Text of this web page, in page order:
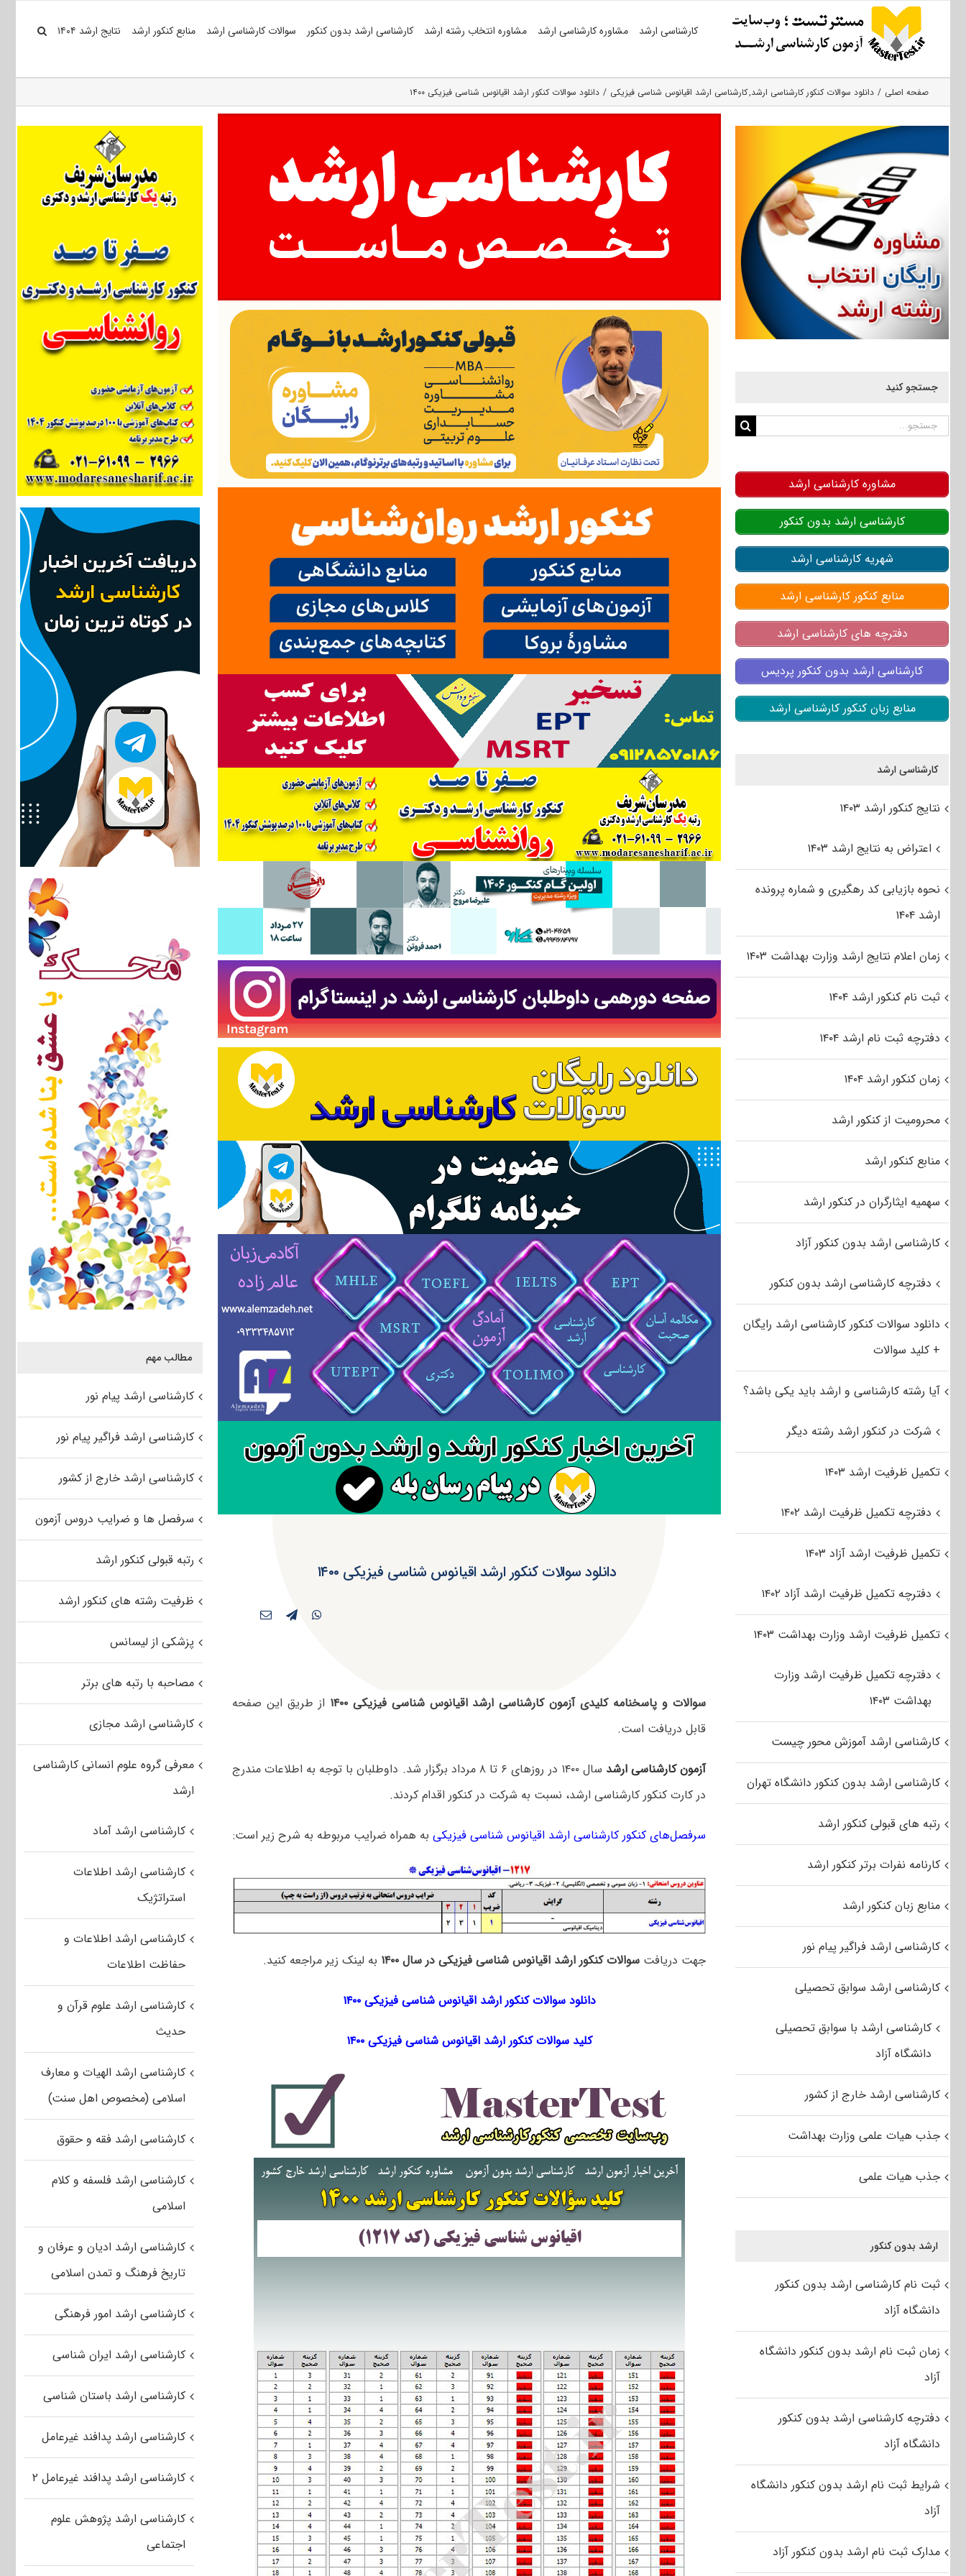
کارشناسی ارشد مشاوره کارشناسی ارشد مشاوره انتخاب رشته ارشد کارشناسی ارشد بدون کنکور سوالات کارشناسی ارشد منابع کنکور ارشد نتایج ارشد ۱۴۰۴
صفحه اصلی دانلود سوالات کنکور کارشناسی ارشد کارشناسی ارشد اقیانوس‌ شناسی فیزیکی دانلود سوالات کنکور ارشد اقیانوس شناسی فیزیکی ۱۴۰۰
دانلود سوالات کنکور ارشد اقیانوس شناسی فیزیکی ۱۴۰۰
سوالات و پاسخنامه کلیدی آزمون کارشناسی ارشد اقیانوس شناسی فیزیکی ۱۴۰۰
از طریق این صفحه
قابل دریافت است.
آزمون کارشناسی ارشد
سال ۱۴۰۰ در روزهای ۶ تا ۸ مرداد برگزار شد. داوطلبان با توجه به اطلاعات مندرج
در کارت کنکور کارشناسی ارشد، نسبت به شرکت در کنکور اقدام کردند.
سرفصل‌های کنکور کارشناسی ارشد اقیانوس شناسی فیزیکیبه همراه ضرایب مربوطه به شرح زیر است:
جهت دریافت سوالات کنکور ارشد اقیانوس شناسی فیزیکی در سال ۱۴۰۰ به لینک زیر مراجعه کنید.
دانلود سوالات کنکور ارشد اقیانوس شناسی فیزیکی ۱۴۰۰
کلید سوالات کنکور ارشد اقیانوس شناسی فیزیکی ۱۴۰۰
مطالب مهم
کارشناسی ارشد پیام نور
کارشناسی ارشد فراگیر پیام نور
کارشناسی ارشد خارج از کشور
سرفصل ها و ضرایب دروس آزمون
رتبه قبولی کنکور ارشد
ظرفیت رشته های کنکور ارشد
پزشکی از لیسانس
مصاحبه با رتبه های برتر
کارشناسی ارشد مجازی
معرفی گروه علوم انسانی کارشناسی
ارشد
کارشناسی ارشد آماد
کارشناسی ارشد اطلاعات
استراتژیک
کارشناسی ارشد اطلاعات و
حفاظت اطلاعات
کارشناسی ارشد علوم قرآن و
حدیث
کارشناسی ارشد الهیات و معارف
اسلامی (مخصوص اهل سنت)
کارشناسی ارشد فقه و حقوق
کارشناسی ارشد فلسفه و کلام
اسلامی
کارشناسی ارشد ادیان و عرفان و
تاریخ فرهنگ و تمدن اسلامی
کارشناسی ارشد امور فرهنگی
کارشناسی ارشد ایران شناسی
کارشناسی ارشد باستان شناسی
کارشناسی ارشد پدافند غیرعامل
کارشناسی ارشد پدافند غیرعامل ۲
کارشناسی ارشد پژوهش علوم
اجتماعی
جستجو کنید
جستجو
مشاوره کارشناسی ارشد
کارشناسی ارشد بدون کنکور
شهریه کارشناسی ارشد
منابع کنکور کارشناسی ارشد
دفترچه های کارشناسی ارشد
کارشناسی ارشد بدون کنکور پردیس
منابع زبان کنکور کارشناسی ارشد
کارشناسی ارشد
نتایج کنکور ارشد ۱۴۰۳
اعتراض به نتایج ارشد ۱۴۰۳
نحوه بازیابی کد رهگیری و شماره پرونده
ارشد ۱۴۰۴
زمان اعلام نتایج ارشد وزارت بهداشت ۱۴۰۳
ثبت نام کنکور ارشد ۱۴۰۴
دفترچه ثبت نام ارشد ۱۴۰۴
زمان کنکور ارشد ۱۴۰۴
محرومیت از کنکور ارشد
منابع کنکور ارشد
سهمیه ایثارگران در کنکور ارشد
کارشناسی ارشد بدون کنکور آزاد
دفترچه کارشناسی ارشد بدون کنکور
دانلود سوالات کنکور کارشناسی ارشد رایگان
+ کلید سوالات
آیا رشته کارشناسی و ارشد باید یکی باشد؟
شرکت در کنکور ارشد رشته دیگر
تکمیل ظرفیت ارشد ۱۴۰۳
دفترچه تکمیل ظرفیت ارشد ۱۴۰۲
تکمیل ظرفیت ارشد آزاد ۱۴۰۳
دفترچه تکمیل ظرفیت ارشد آزاد ۱۴۰۲
تکمیل ظرفیت ارشد وزارت بهداشت ۱۴۰۳
دفترچه تکمیل ظرفیت ارشد وزارت
بهداشت ۱۴۰۳
کارشناسی ارشد آموزش محور چیست
کارشناسی ارشد بدون کنکور دانشگاه تهران
رتبه های قبولی کنکور ارشد
کارنامه نفرات برتر کنکور ارشد
منابع زبان کنکور ارشد
کارشناسی ارشد فراگیر پیام نور
کارشناسی ارشد سوابق تحصیلی
کارشناسی ارشد با سوابق تحصیلی
دانشگاه آزاد
کارشناسی ارشد خارج از کشور
جذب هیات علمی وزارت بهداشت
جذب هیات علمی
ارشد بدون کنکور
ثبت نام کارشناسی ارشد بدون کنکور
دانشگاه آزاد
زمان ثبت نام ارشد بدون کنکور دانشگاه
آزاد
دفترچه کارشناسی ارشد بدون کنکور
دانشگاه آزاد
شرایط ثبت نام ارشد بدون کنکور دانشگاه
آزاد
مدارک ثبت نام ارشد بدون کنکور آزاد